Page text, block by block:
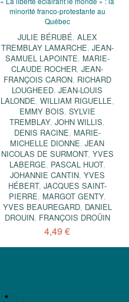
minorité franco-protestante au
Québec
JULIE BÉRUBÉ, ALEX
TREMBLAY LAMARCHE, JEAN-
SAMUEL LAPOINTE, MARIE-
CLAUDE ROCHER,JEAN-
FRANÇOIS CARON, RICHARD
LOUGHEED,JEAN-LOUIS
LALONDE, WILLIAM RIGUELLE,
EMMY BOIS, SYLVIE
TREMBLAY,JOHN WILLIS,
DENIS RACINE, MARIE-
MICHELLE DIONNE,JEAN
NICOLAS DE SURMONT, YVES
LABERGE, PASCAL HUOT,
JOHANNIE CANTIN, YVES
HÉBERT, JACQUES SAINT-
PIERRE, MARGOT GENTY,
YVES BEAUREGARD, DANIEL
DROUIN, FRANÇOIS DROÜIN
4,49 €